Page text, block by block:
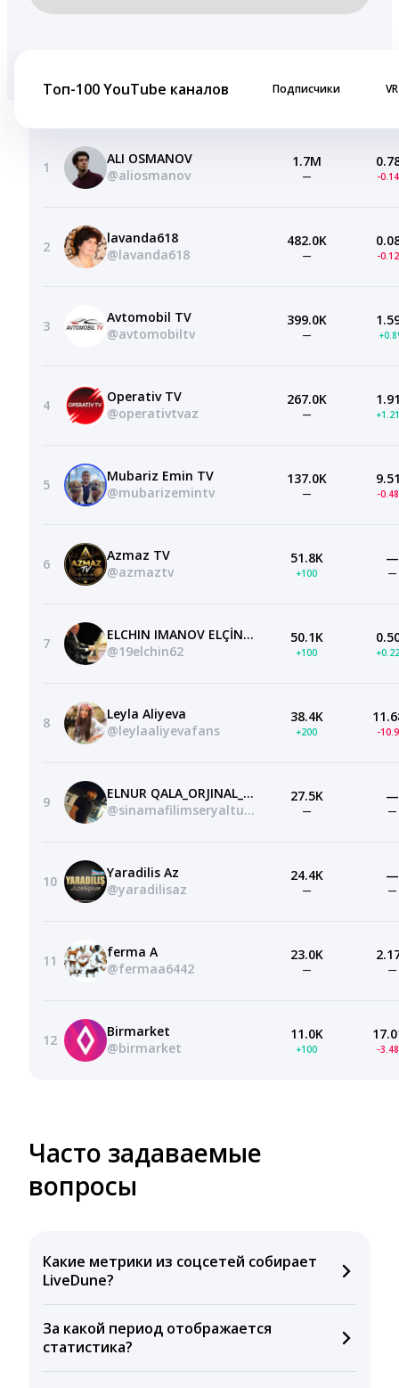
Топ-100 YouTube каналов Подписчики VR
1
ALI OSMANOV
@aliosmanov
1.7M
— -
2
lavanda618
@lavanda618
482.0K
— -
3
Avtomobil TV
@avtomobiltv
399.0K
—
4
Operativ TV
@operativtvaz
267.0K
—
5
Mubariz Emin TV
@mubarizemintv
137.0K
— -
6
Azmaz TV
@azmaztv
51.8K
+100
—
—
7
ELCHIN IMANOV ELÇİN İMANOV
@19elchin62
50.1K
+100
8
Leyla Aliyeva
@leylaaliyevafans
38.4K
+200 -
9
ELNUR QALA_ORJINAL_CHANAL
@sinamafilimseryaltum_dille5686
27.5K
—
—
—
10
Yaradilis Az
@yaradilisaz
24.4K
—
—
—
11
ferma A
@fermaa6442
23.0K
— —
12
Birmarket
@birmarket
11.0K
+100 -
Часто задаваемые
вопросы
Какие метрики из соцсетей собирает
LiveDune?
комментариев, кликов, репостов, охватов и
динамике числа подписчиков. Рекомендуем время
За какой период отображается
статистика?